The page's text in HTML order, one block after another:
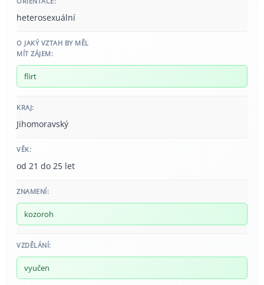
heterosexuální
O JAKÝ VZTAH BY MĚL
MÍT ZÁJEM:
flirt
KRAJ:
Jihomoravský
VĚK:
od 21 do 25 let
ZNAMENÍ:
kozoroh
VZDĚLÁNÍ:
vyučen